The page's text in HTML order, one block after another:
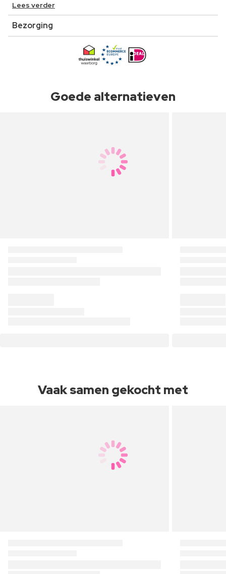
Lees verder
Bezorging
Goede alternatieven
Vaak samen gekocht met